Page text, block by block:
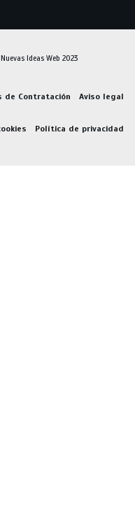
Nuevas Ideas Web 2023
de Contratación Aviso legal
Política de privacidad